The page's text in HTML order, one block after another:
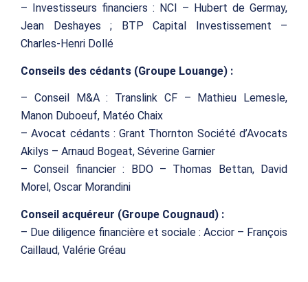
– Investisseurs financiers : NCI – Hubert de Germay,
Jean Deshayes ; BTP Capital Investissement –
Charles-Henri Dollé
Conseils des cédants (Groupe Louange) :
– Conseil M&A : Translink CF – Mathieu Lemesle,
Manon Duboeuf, Matéo Chaix
– Avocat cédants : Grant Thornton Société d’Avocats
Akilys – Arnaud Bogeat, Séverine Garnier
– Conseil financier : BDO – Thomas Bettan, David
Morel, Oscar Morandini
Conseil acquéreur (Groupe Cougnaud) :
– Due diligence financière et sociale : Accior – François
Caillaud, Valérie Gréau